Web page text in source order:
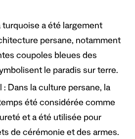
a été largement
persane, notamment
coupoles bleues des
le paradis sur terre.
Dans la culture persane, la
été considérée comme
et a été utilisée pour
de cérémonie et des armes.